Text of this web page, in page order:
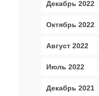
Декабрь 2022
Октябрь 2022
Август 2022
Июль 2022
Декабрь 2021